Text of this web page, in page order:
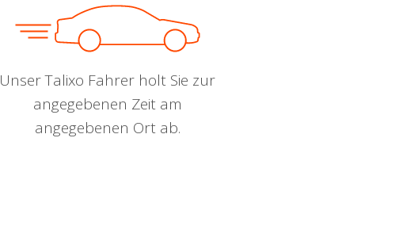
Unser Talixo Fahrer holt Sie zur
angegebenen Zeit am
angegebenen Ort ab.